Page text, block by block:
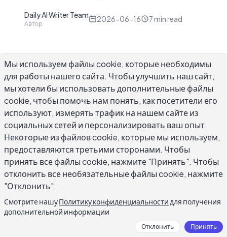
Daily AI Writer Team
Автор
2026-06-16 7 min read
ИИ для учебников — это инструмент, который
обрабатывает текст из главы учебника,
раздела или целого блока и создает сжатый
организованный результат: сводки ключевых
концепций, обзоры глав, списки определений
или структурированные планы. Модели,
лежащие в основе этих инструментов,
распознают закономерности, общие для
концепций, практические примеры, сводные
блоки и контрольные вопросы. Для студентов,
работающих через сотни страниц
Мы используем файлы cookie, которые необходимы
для работы нашего сайта. Чтобы улучшить наш сайт,
мы хотели бы использовать дополнительные файлы
cookie, чтобы помочь нам понять, как посетители его
используют, измерять трафик на нашем сайте из
социальных сетей и персонализировать ваш опыт.
Некоторые из файлов cookie, которые мы используем,
предоставляются третьими сторонами. Чтобы
принять все файлы cookie, нажмите "Принять". Чтобы
отклонить все необязательные файлы cookie, нажмите
"Отклонить".
Смотрите нашуПолитику конфиденциальности для получения
дополнительной информации
Отклонить Принять